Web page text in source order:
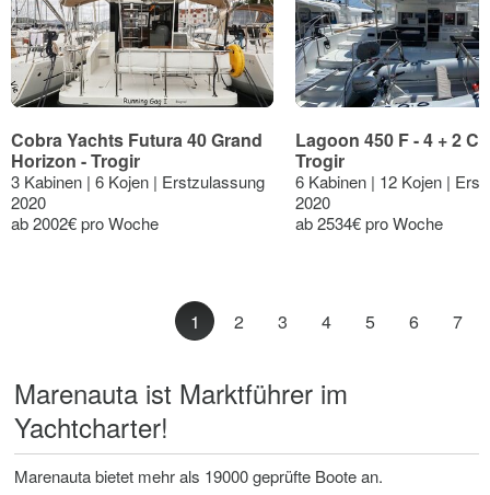
Cobra Yachts Futura 40 Grand
Horizon - Trogir
3 Kabinen | 6 Kojen | Erstzulassung
2020
ab 2002€ pro Woche
Lagoon 450 F - 4 + 2
Trogir
6 Kabinen | 12 Kojen |
2020
ab 2534€ pro Woche
1 2 3 4 5 6 7
Marenauta ist Marktführer im
Yachtcharter!
Marenauta bietet mehr als 19000 geprüfte Boote an.